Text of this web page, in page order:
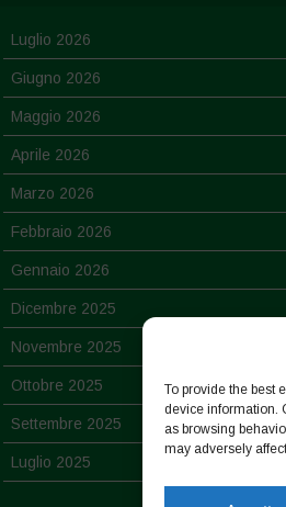
To provide the best
device information.
as browsing
may adversely
Luglio 2026
Giugno 2026
Maggio 2026
Aprile 2026
Marzo 2026
Febbraio 2026
Gennaio 2026
Dicembre 2025
Novembre 2025
Ottobre 2025
Settembre 2025
Luglio 2025